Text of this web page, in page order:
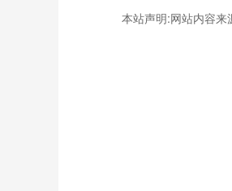
本站声明:网站内容来